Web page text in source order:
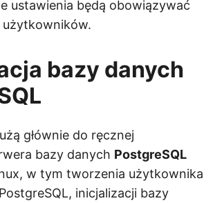
ustawienia będą obowiązywać
bazy danych
głównie do ręcznej
bazy danych PostgreSQL
w tym tworzenia użytkownika
inicjalizacji bazy